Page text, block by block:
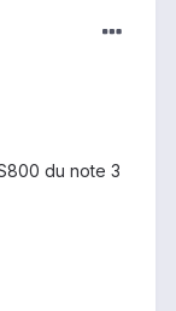
du note 3